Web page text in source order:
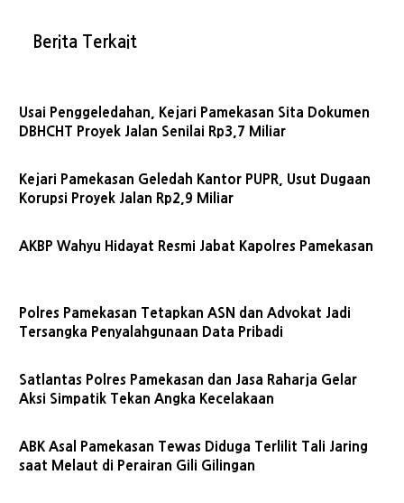
Berita Terkait
Usai Penggeledahan, Kejari Pamekasan Sita Dokumen
DBHCHT Proyek Jalan Senilai Rp3,7 Miliar
Kejari Pamekasan Geledah Kantor PUPR, Usut Dugaan
Korupsi Proyek Jalan Rp2,9 Miliar
AKBP Wahyu Hidayat Resmi Jabat Kapolres Pamekasan
Polres Pamekasan Tetapkan ASN dan Advokat Jadi
Tersangka Penyalahgunaan Data Pribadi
Satlantas Polres Pamekasan dan Jasa Raharja Gelar
Aksi Simpatik Tekan Angka Kecelakaan
ABK Asal Pamekasan Tewas Diduga Terlilit Tali Jaring
saat Melaut di Perairan Gili Gilingan